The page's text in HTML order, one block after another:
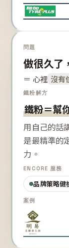
問題
做很久了
＝ 心裡 沒有
鐵粉解方
鐵粉＝幫
用自己的話
是最精準的
力。
ENCORE 服務
品牌策略健
案例